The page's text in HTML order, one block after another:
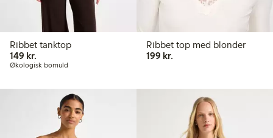
Ribbet tanktop
149 kr.
Økologisk bomuld
Ribbet top med blonder
199 kr.199,00 kr.